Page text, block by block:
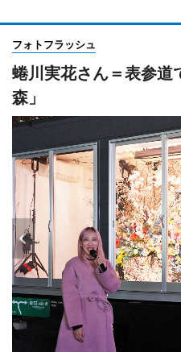
フォトフラッシュ
蜷川実花さん＝表参
森」